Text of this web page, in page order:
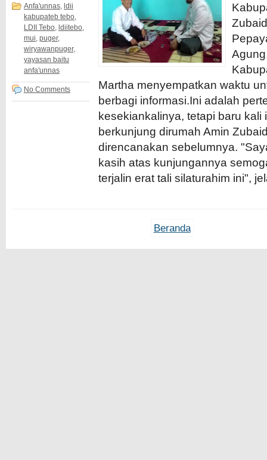
Anfa'unnas ldii
kabupateb tebo
LDII Tebo ldiitebo
mui puger,
wiryawanpuger,
yayasan baitu
anfa'unnas
No Comments
Martha menyempatkan waktu
berbagi informasi.Ini adalah
kesekiankalinya, tetapi baru kali
berkunjung dirumah Amin
direncanakan sebelumnya.
kasih atas kunjungannya
terjalin erat tali silaturahim ini",
Beranda